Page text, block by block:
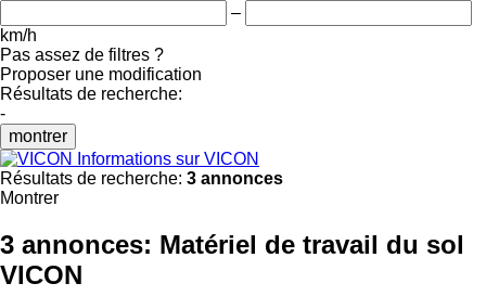
–
km/h
Pas assez de filtres ?
Proposer une modification
Résultats de recherche:
-
montrer
Informations sur VICON
Résultats de recherche: 3 annonces
Montrer
3 annonces: Matériel de travail du sol
VICON